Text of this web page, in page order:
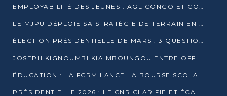
EMPLOYABILITÉ DES JEUNES : AGL CONGO ET CONGO TERMINAL S’ALLIENT À UCAC-ICAM
LE MJPU DÉPLOIE SA STRATÉGIE DE TERRAIN EN FAVEUR DE DSN
ÉLECTION PRÉSIDENTIELLE DE MARS : 3 QUESTIONS À UN EXPERT CONGOLAIS DE LA CYBERSÉCURITÉ
JOSEPH KIGNOUMBI KIA MBOUNGOU ENTRE OFFICIELLEMENT EN COURSE POUR LA PRÉSIDENTIELLE
ÉDUCATION : LA FCRM LANCE LA BOURSE SCOLAIRE FRANCINE-NTOUMI POUR PROMOUVOIR LES FILIÈRES SCIENTIFIQUES
PRÉSIDENTIELLE 2026 : LE CNR CLARIFIE ET ÉCARTE LA CANDIDATURE DU PASTEUR NTUMI